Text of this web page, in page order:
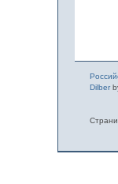
Dilber